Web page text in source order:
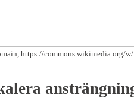
https://commons.wikimedia.org/